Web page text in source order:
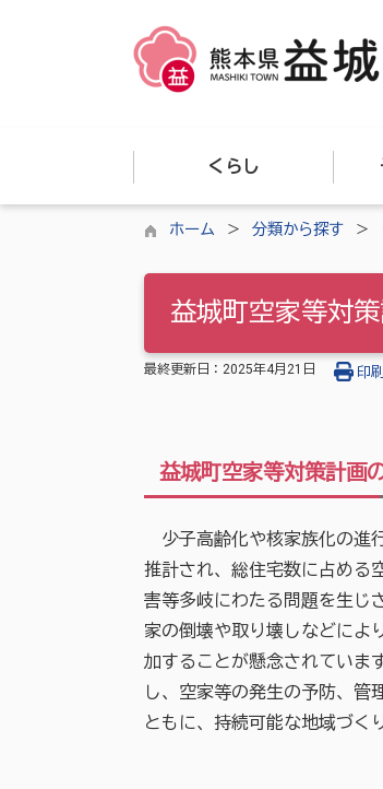
くらし
ホーム 分類から探す
益城町空家等対
最終更新日： 2025年4月21日 印刷
益城町空家等対策計画
少子高齢化や核家族化の進
推計され、総住宅数に占める
害等多岐にわたる問題を生じ
家の倒壊や取り壊しなどによ
加することが懸念されていま
し、空家等の発生の予防、管
ともに、持続可能な地域づく